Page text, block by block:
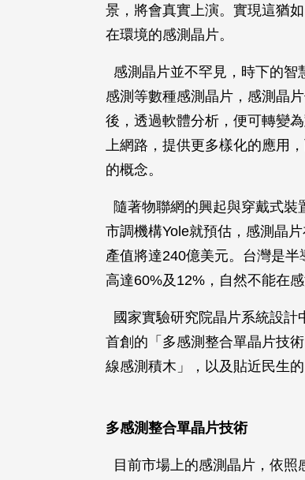
景，將會真實上演。實現這猶
在環境的感測晶片。
感測晶片並不罕見，時下的智
感測等數種感測晶片，感測晶
後，透過軟體分析，便可轉變
上網路，提供更多樣化的應用
的概念。
隨著物聯網的興起與穿戴式裝
市調機構Yole就預估，感測晶
產值將達240億美元。台灣是
高達60%及12%，自然不能在感
國家實驗研究院晶片系統設計
首創的「多感測整合單晶片技
線感測積木」，以及貼近民生
多感測整合單晶片技術
目前市場上的感測晶片，依照